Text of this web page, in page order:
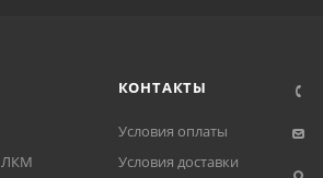
ЛКМ
КОНТАКТЫ
Условия оплаты
Условия доставки